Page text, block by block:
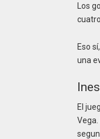
Los
Eso
una
El